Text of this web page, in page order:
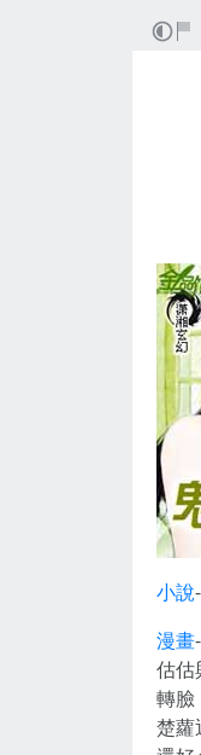
小說-
漫畫-
估估
轉臉
楚蘿